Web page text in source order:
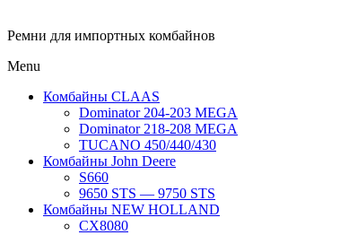
Ремни для импортных комбайнов
Menu
Комбайны CLAAS
Dominator 204-203 MEGA
Dominator 218-208 MEGA
TUCANO 450/440/430
Комбайны John Deere
S660
9650 STS — 9750 STS
Комбайны NEW HOLLAND
CX8080